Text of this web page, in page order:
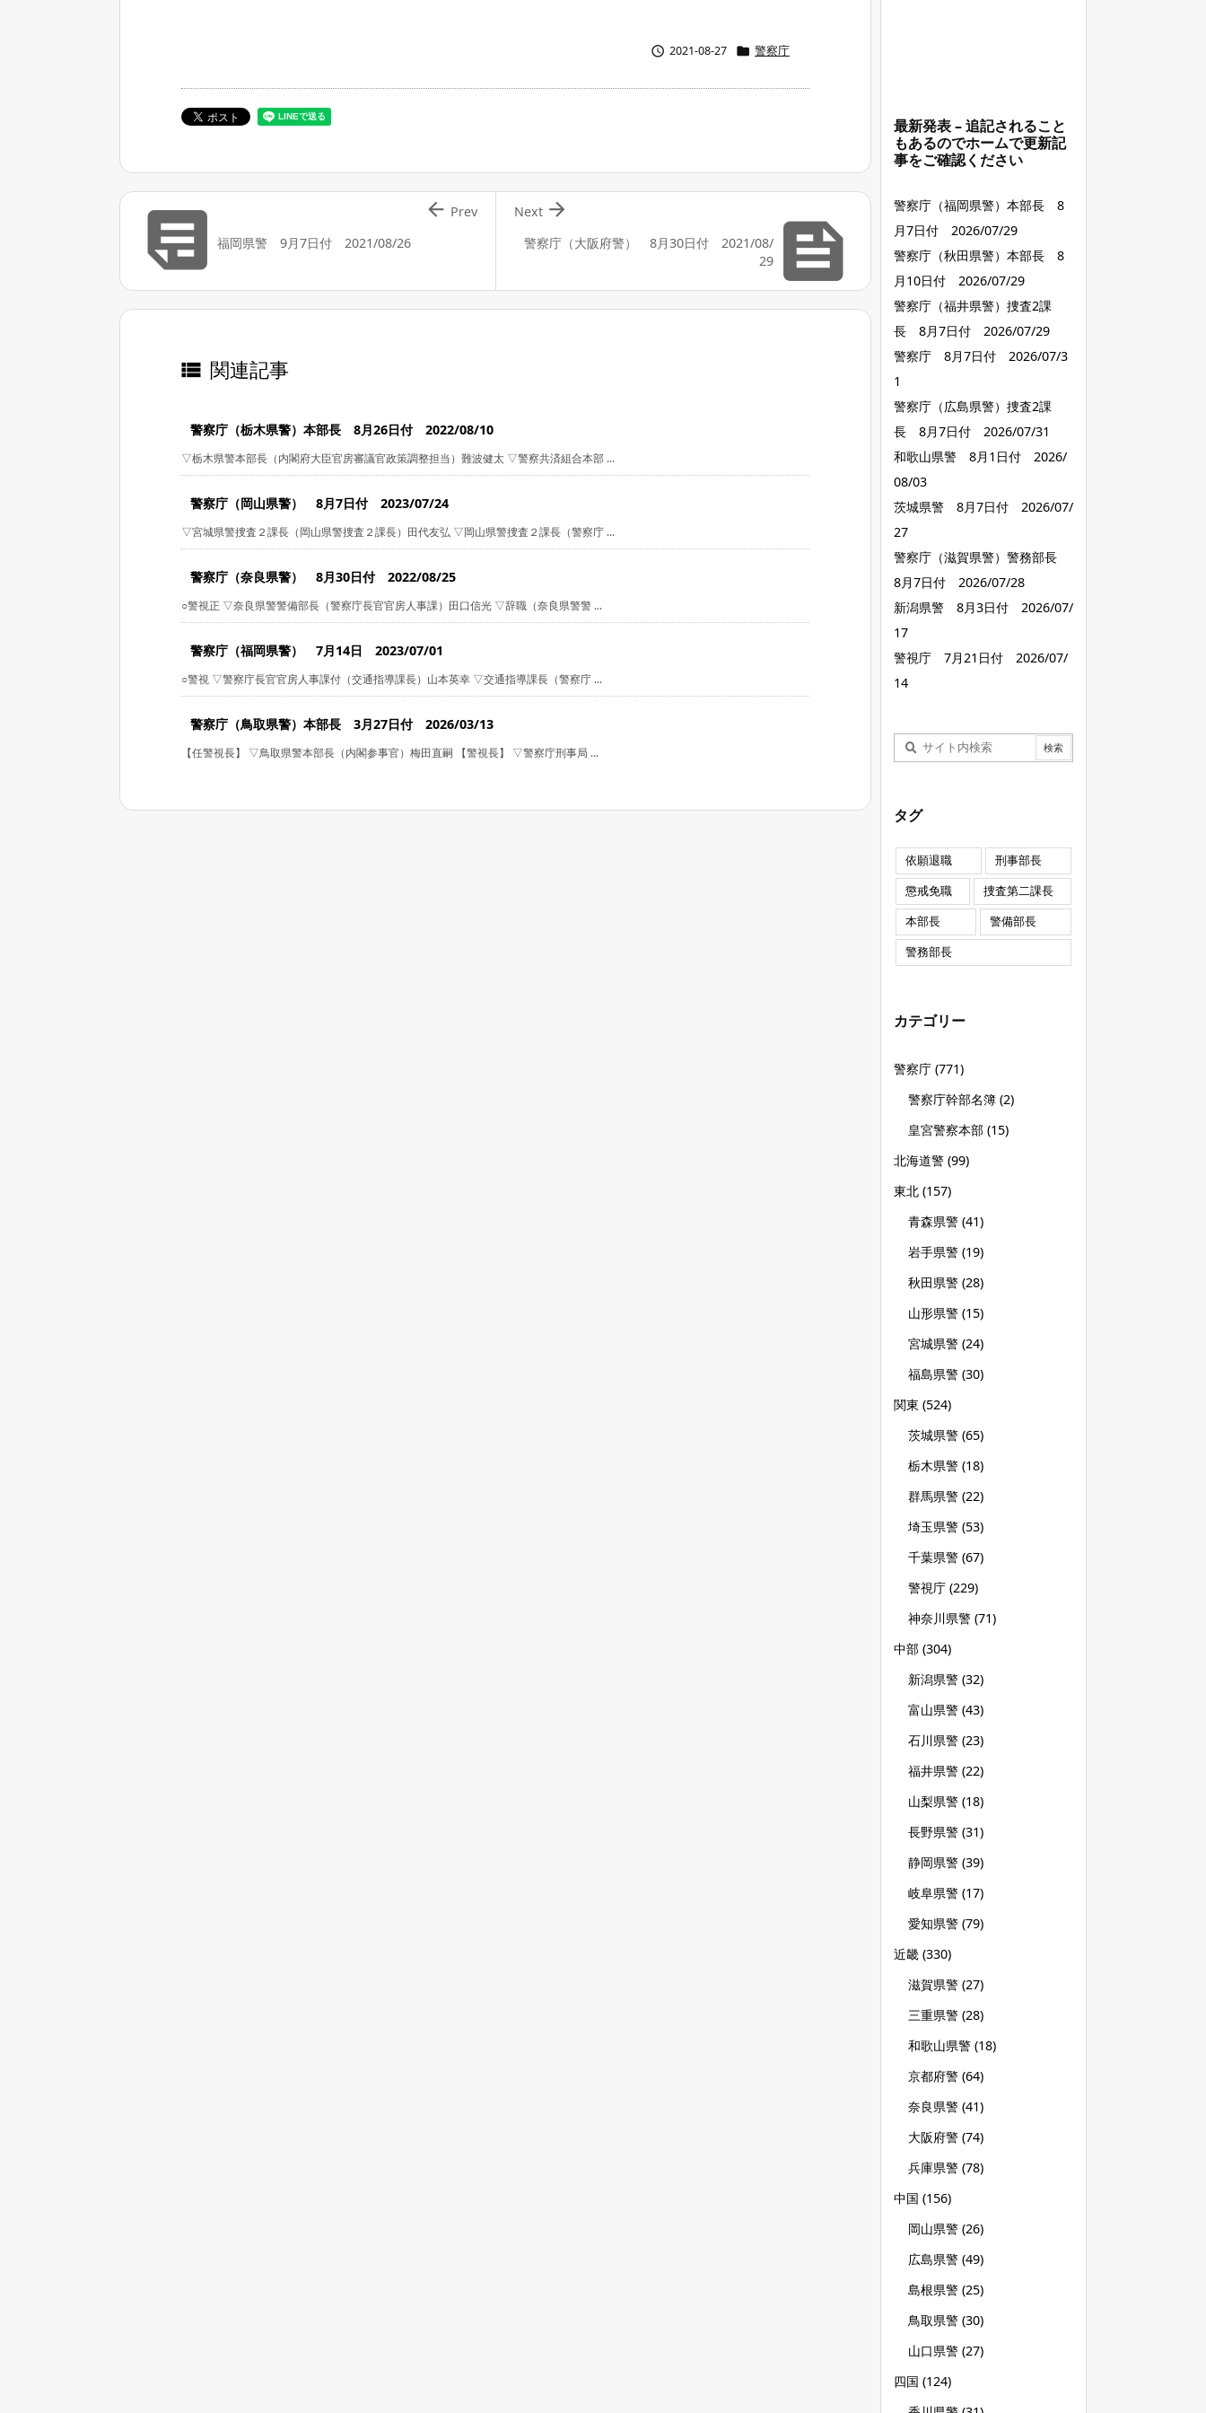
 2021-08-27  警察庁

警察庁（大阪府警） 8月30日付 2021/08/
29

Next
福岡県警 9月7日付 2021/08/26
 Prev
 関連記事
警察庁（栃木県警）本部長 8月26日付 2022/08/10
▽栃木県警本部長（内閣府大臣官房審議官政策調整担当）難波健太 ▽警察共済組合本部 ...
警察庁（岡山県警） 8月7日付 2023/07/24
▽宮城県警捜査２課長（岡山県警捜査２課長）田代友弘 ▽岡山県警捜査２課長（警察庁 ...
警察庁（奈良県警） 8月30日付 2022/08/25
○警視正 ▽奈良県警警備部長（警察庁長官官房人事課）田口信光 ▽辞職（奈良県警警 ...
警察庁（福岡県警） 7月14日 2023/07/01
○警視 ▽警察庁長官官房人事課付（交通指導課長）山本英幸 ▽交通指導課長（警察庁 ...
警察庁（鳥取県警）本部長 3月27日付 2026/03/13
【任警視長】 ▽鳥取県警本部長（内閣参事官）梅田直嗣 【警視長】 ▽警察庁刑事局 ...
最新発表 – 追記されること
もあるのでホームで更新記
事をご確認ください
警察庁（福岡県警）本部長 8
月7日付 2026/07/29
警察庁（秋田県警）本部長 8
月10日付 2026/07/29
警察庁（福井県警）捜査2課
長 8月7日付 2026/07/29
警察庁 8月7日付 2026/07/3
1
警察庁（広島県警）捜査2課
長 8月7日付 2026/07/31
和歌山県警 8月1日付 2026/
08/03
茨城県警 8月7日付 2026/07/
27
警察庁（滋賀県警）警務部長
8月7日付 2026/07/28
新潟県警 8月3日付 2026/07/
17
警視庁 7月21日付 2026/07/
14
タグ
依願退職
刑事部長
懲戒免職
捜査第二課長
本部長
警備部長
警務部長
カテゴリー
警察庁 (771)
警察庁幹部名簿 (2)
皇宮警察本部 (15)
北海道警 (99)
東北 (157)
青森県警 (41)
岩手県警 (19)
秋田県警 (28)
山形県警 (15)
宮城県警 (24)
福島県警 (30)
関東 (524)
茨城県警 (65)
栃木県警 (18)
群馬県警 (22)
埼玉県警 (53)
千葉県警 (67)
警視庁 (229)
神奈川県警 (71)
中部 (304)
新潟県警 (32)
富山県警 (43)
石川県警 (23)
福井県警 (22)
山梨県警 (18)
長野県警 (31)
静岡県警 (39)
岐阜県警 (17)
愛知県警 (79)
近畿 (330)
滋賀県警 (27)
三重県警 (28)
和歌山県警 (18)
京都府警 (64)
奈良県警 (41)
大阪府警 (74)
兵庫県警 (78)
中国 (156)
岡山県警 (26)
広島県警 (49)
島根県警 (25)
鳥取県警 (30)
山口県警 (27)
四国 (124)